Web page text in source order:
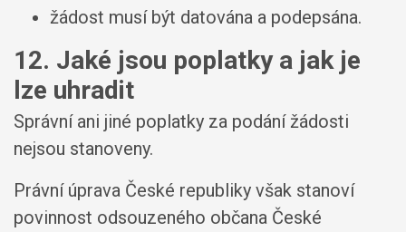
žádost musí být datována a podepsána.
12. Jaké jsou poplatky a jak je
lze uhradit
Správní ani jiné poplatky za podání žádosti
nejsou stanoveny.
Právní úprava České republiky však stanoví
povinnost odsouzeného občana České